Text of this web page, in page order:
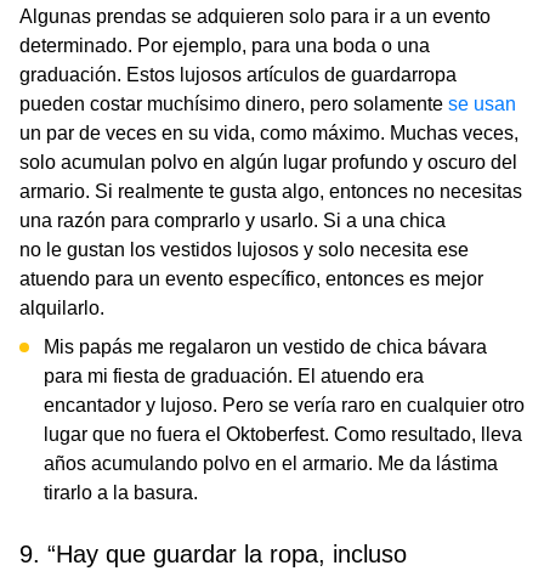
Algunas prendas se adquieren solo para ir a un evento
determinado. Por ejemplo, para una boda o una
graduación. Estos lujosos artículos de guardarropa
pueden costar muchísimo dinero, pero solamente se usan
un par de veces en su vida, como máximo. Muchas veces,
solo acumulan polvo en algún lugar profundo y oscuro del
armario. Si realmente te gusta algo, entonces no necesitas
una razón para comprarlo y usarlo. Si a una chica
no le gustan los vestidos lujosos y solo necesita ese
atuendo para un evento específico, entonces es mejor
alquilarlo.
Mis papás me regalaron un vestido de chica bávara
para mi fiesta de graduación. El atuendo era
encantador y lujoso. Pero se vería raro en cualquier otro
lugar que no fuera el Oktoberfest. Como resultado, lleva
años acumulando polvo en el armario. Me da lástima
tirarlo a la basura.
9. “Hay que guardar la ropa, incluso